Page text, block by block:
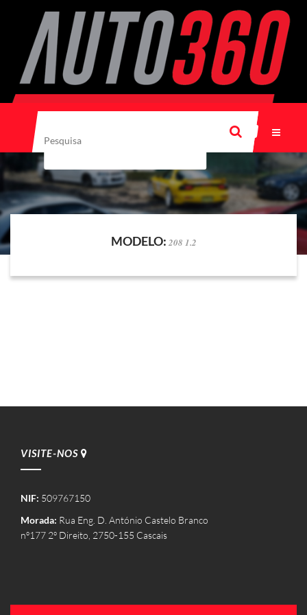
MODELO: 208 1.2
VISITE-NOS
NIF: 509767150
Morada: Rua Eng. D. António Castelo Branco
nº177 2º Direito, 2750-155 Cascais